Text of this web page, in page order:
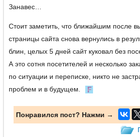
Занавес…
Стоит заметить, что ближайшим после
страницы сайта снова вернулись в
блин, целых 5 дней сайт куковал без
А это сотня посетителей и несколько
по ситуации и переписке, никто не
проблем и в будущем.
Понравился пост? Нажми →